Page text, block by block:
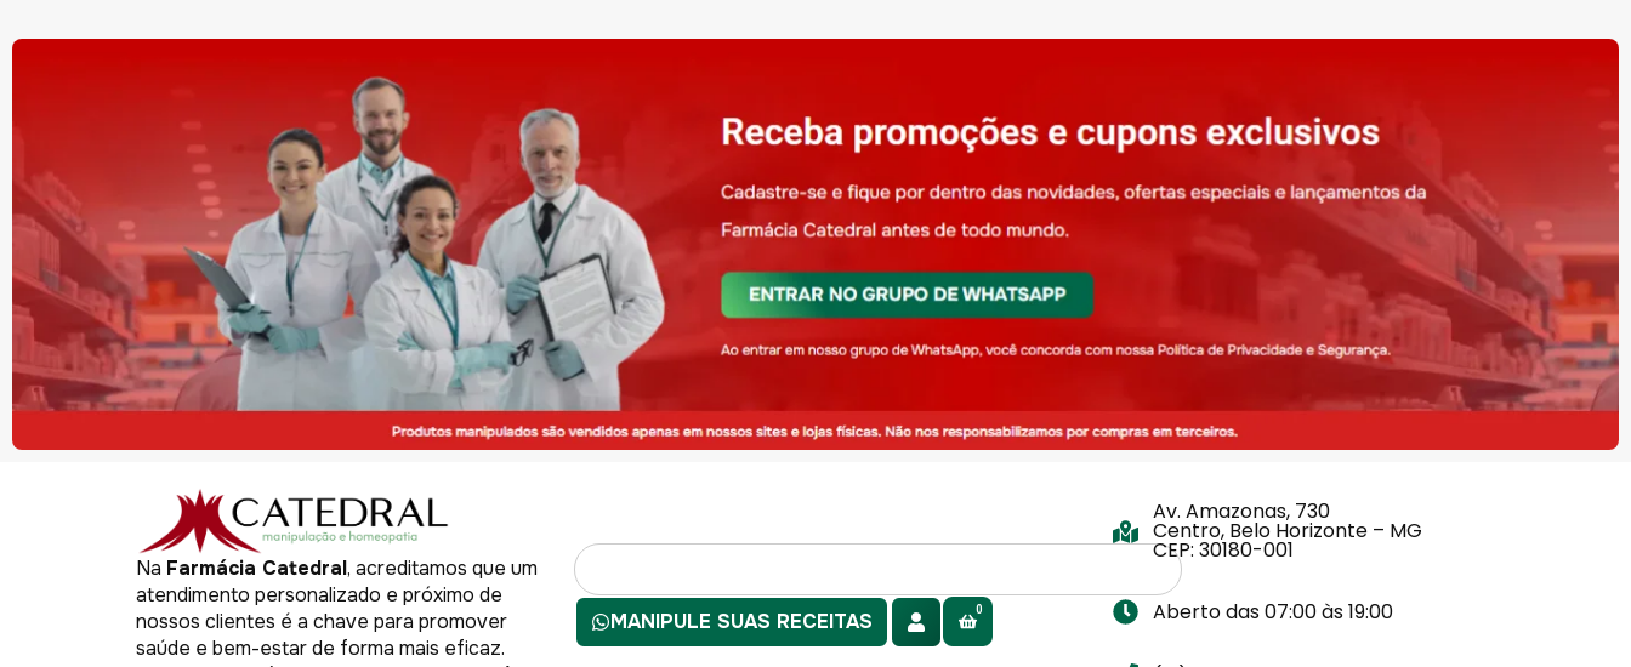
Na Farmácia Catedral, acreditamos que um
atendimento personalizado e próximo de
nossos clientes é a chave para promover
saúde e bem-estar de forma mais eficaz.
MANIPULE SUAS RECEITAS 0
Av. Amazonas, 730
Centro, Belo Horizonte – MG
CEP: 30180-001
Aberto das 07:00 às 19:00